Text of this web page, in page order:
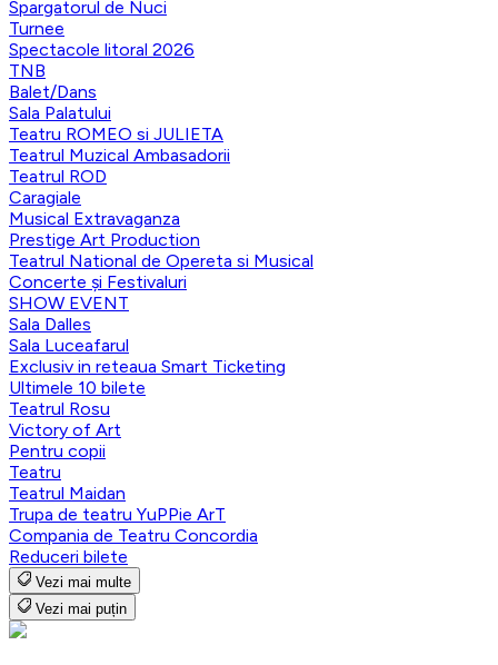
Spargatorul de Nuci
Turnee
Spectacole litoral 2026
TNB
Balet/Dans
Sala Palatului
Teatru ROMEO si JULIETA
Teatrul Muzical Ambasadorii
Teatrul ROD
Caragiale
Musical Extravaganza
Prestige Art Production
Teatrul National de Opereta si Musical
Concerte și Festivaluri
SHOW EVENT
Sala Dalles
Sala Luceafarul
Exclusiv in reteaua Smart Ticketing
Ultimele 10 bilete
Teatrul Rosu
Victory of Art
Pentru copii
Teatru
Teatrul Maidan
Trupa de teatru YuPPie ArT
Compania de Teatru Concordia
Reduceri bilete
Vezi mai multe
Vezi mai puțin